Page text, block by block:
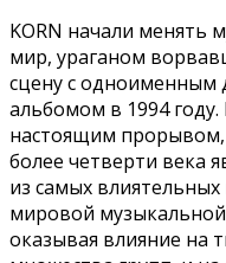
KORN начали менять
мир, ураганом
сцену с
альбомом в 1994 году.
настоящим
более четверти века
из самых
мировой
оказывая влияние на